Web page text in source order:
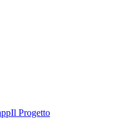
Il Progetto